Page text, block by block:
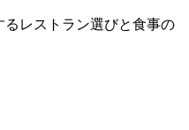
レストラン選びと食事の